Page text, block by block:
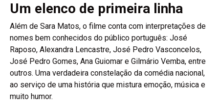
Um elenco de primeira linha
Além de Sara Matos, o filme conta com interpretações de
nomes bem conhecidos do público português: José
Raposo, Alexandra Lencastre, José Pedro Vasconcelos,
José Pedro Gomes, Ana Guiomar e Gilmário Vemba, entre
outros. Uma verdadeira constelação da comédia nacional,
ao serviço de uma história que mistura emoção, música e
muito humor.